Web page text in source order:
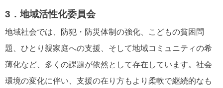
3．地域活性化委員会
地域社会では、防犯・防災体制の強化、こどもの貧困問
題、ひとり親家庭への支援、そして地域コミュニティの希
薄化など、多くの課題が依然として存在しています。社会
環境の変化に伴い、支援の在り方もより柔軟で継続的なも